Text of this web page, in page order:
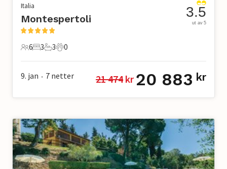
Italia
Montespertoli
6 Gjester
6
3 Soverom
3
3 Bad
3
0 Kjæledyr
0
3.5
ut av 5
9. jan • 7 netter 21 474 kr 20 883 kr